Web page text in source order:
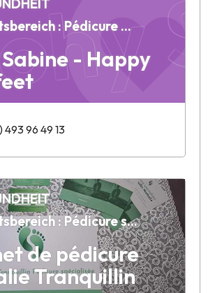
- Happy
Tätigkeitsbereich : Pédicure médicale à domicile
493 96 49 13
de pédicure
Tranquillin
Tätigkeitsbereich : Pédicure spécialisée